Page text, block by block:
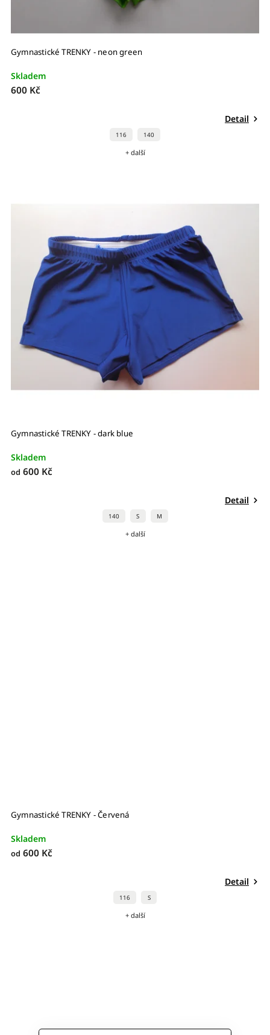
Gymnastické TRENKY - neon green
Skladem
600 Kč
Detail
116 140
+ další
Gymnastické TRENKY - dark blue
Skladem
od 600 Kč
Detail
140 S M
+ další
Gymnastické TRENKY - Červená
Skladem
od 600 Kč
Detail
116 S
+ další